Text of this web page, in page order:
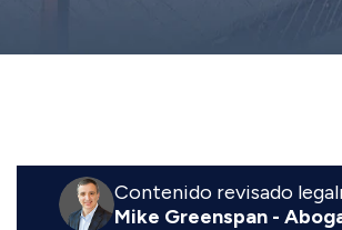
Contenido revisado
Mike Greenspan -